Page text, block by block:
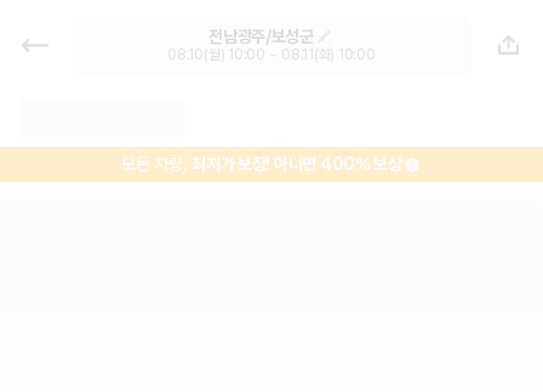
보성시외버스터미널 렌트카 추천 | 최
저가 한눈에 비교 렌터카 카모아
전남광주/보성군
08.10(월) 10:00 ~ 08.11(화) 10:00
모든 차량,최저가 보장! 아니면 400% 보상